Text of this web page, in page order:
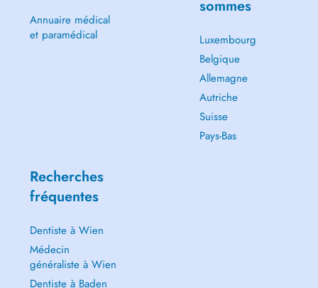
Annuaire médical
et paramédical
sommes
Luxembourg
Belgique
Allemagne
Autriche
Suisse
Pays-Bas
Recherches
fréquentes
Dentiste à Wien
Médecin
généraliste à Wien
Dentiste à Baden